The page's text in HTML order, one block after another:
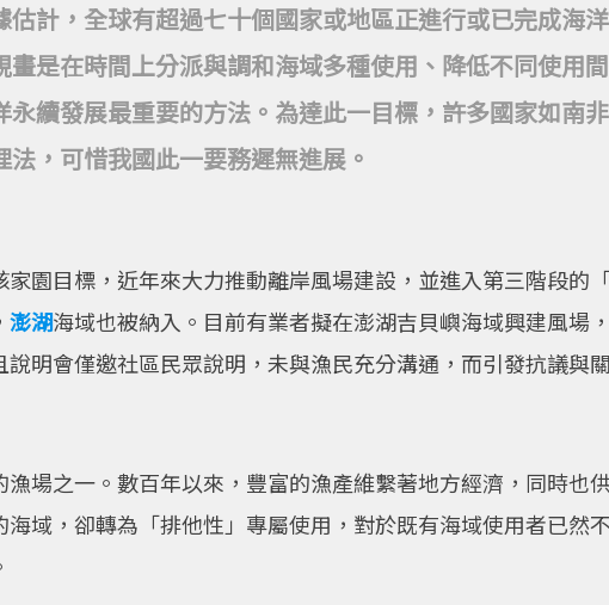
估計，全球有超過七十個國家或地區正進行或已完成海
畫是在時間上分派與調和海域多種使用、降低不同使用
永續發展最重要的方法。為達此一目標，許多國家如南
，可惜我國此一要務遲無進展。
園目標，近年來大力推動離岸風場建設，並進入第三階段的
澎湖海域也被納入。目前有業者擬在澎湖吉貝嶼海域興建風場
說明會僅邀社區民眾說明，未與漁民充分溝通，而引發抗議與
場之一。數百年以來，豐富的漁產維繫著地方經濟，同時也
域，卻轉為「排他性」專屬使用，對於既有海域使用者已然